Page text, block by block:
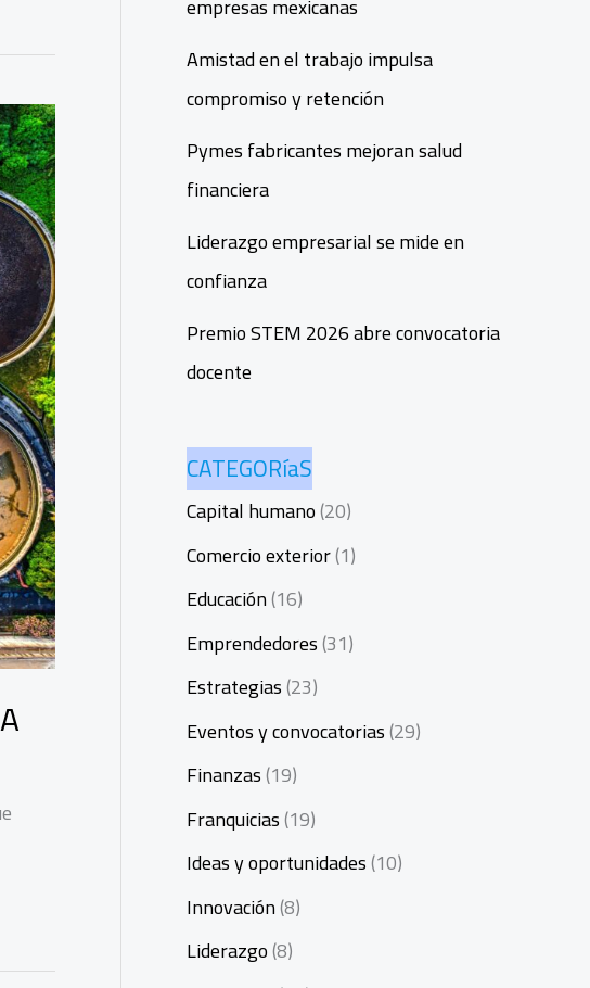
Amistad en el trabajo impulsa
compromiso y retención
Pymes fabricantes mejoran salud
financiera
Liderazgo empresarial se mide en
confianza
Premio STEM 2026 abre convocatoria
docente
CATEGORíaS
Capital humano(20)
Comercio exterior(1)
Educación(16)
Emprendedores(31)
Estrategias(23)
Eventos y convocatorias(29)
Finanzas(19)
Franquicias(19)
Ideas y oportunidades(10)
Innovación(8)
Liderazgo(8)